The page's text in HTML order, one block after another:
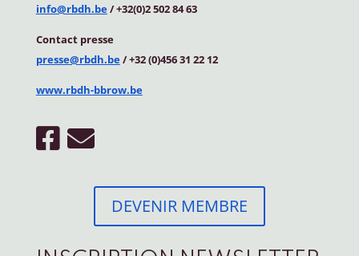
info@rbdh.be/ +32(0)2 502 84 63
Contact presse
presse@rbdh.be/ +32 (0)456 31 22 12
www.rbdh-bbrow.be
DEVENIR MEMBRE